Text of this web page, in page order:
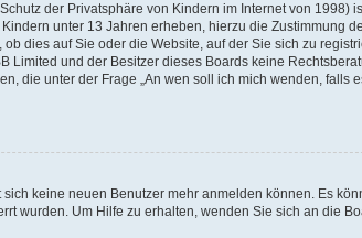
der Privatsphäre von Kindern im Internet von 1998)
unter 13 Jahren erheben, hierzu die Zustimmung
dies auf Sie oder die Website, auf der Sie sich zu
Limited und der Besitzer dieses Boards keine
die unter der Frage „An wen soll ich mich wenden, falls
keine neuen Benutzer mehr anmelden können. Es
wurden. Um Hilfe zu erhalten, wenden Sie sich an die